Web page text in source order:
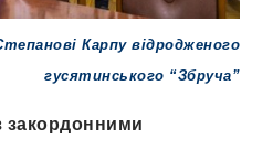
Карпу відродженого
гусятинського “Збруча”
закордонними